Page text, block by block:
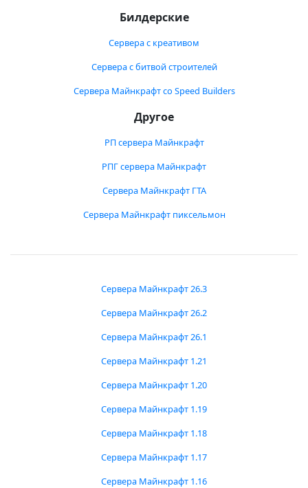
Билдерские
Сервера с креативом
Сервера с битвой строителей
Сервера Майнкрафт со Speed Builders
Другое
РП сервера Майнкрафт
РПГ сервера Майнкрафт
Сервера Майнкрафт ГТА
Сервера Майнкрафт пиксельмон
Сервера Майнкрафт 26.3
Сервера Майнкрафт 26.2
Сервера Майнкрафт 26.1
Сервера Майнкрафт 1.21
Сервера Майнкрафт 1.20
Сервера Майнкрафт 1.19
Сервера Майнкрафт 1.18
Сервера Майнкрафт 1.17
Сервера Майнкрафт 1.16